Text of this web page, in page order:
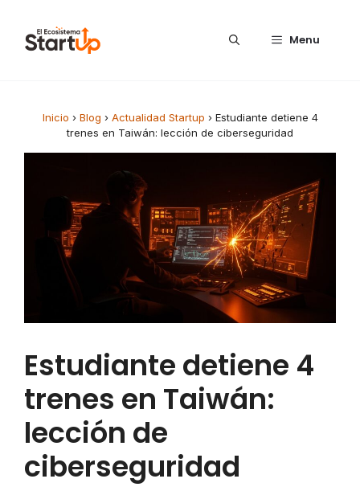
Menu
Inicio › Blog › Actualidad Startup › Estudiante detiene 4
trenes en Taiwán: lección de ciberseguridad
Estudiante detiene 4
trenes en Taiwán:
lección de
ciberseguridad